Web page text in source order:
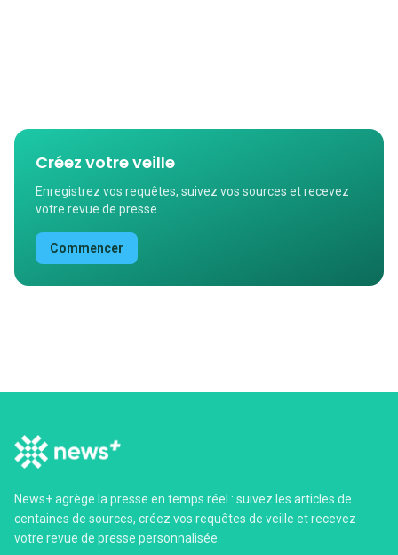
Créez votre veille
Enregistrez vos requêtes, suivez vos sources et recevez
votre revue de presse.
Commencer
News+ agrège la presse en temps réel : suivez les articles de
centaines de sources, créez vos requêtes de veille et recevez
votre revue de presse personnalisée.